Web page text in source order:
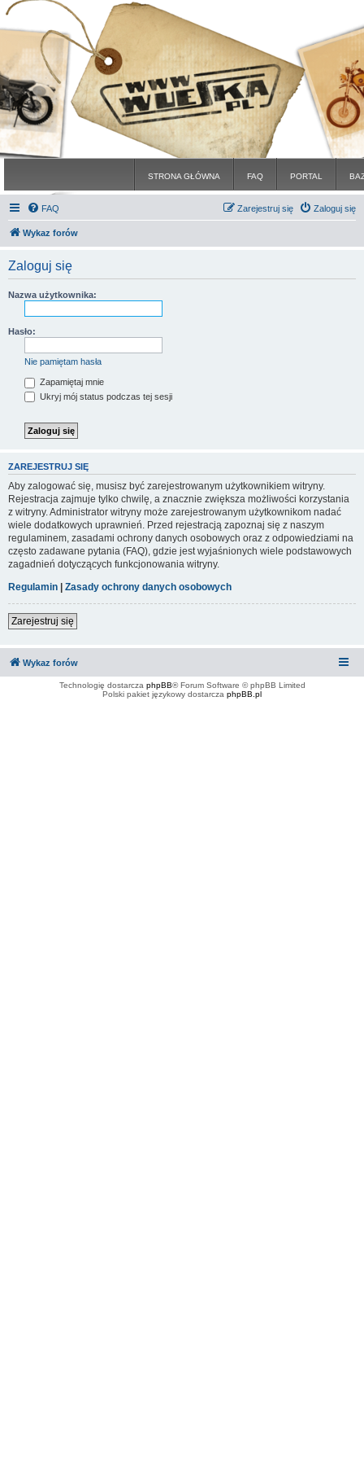
STRONA GŁÓWNA FAQ PORTAL
FAQ Zaloguj się
Zarejestruj się
Wykaz forów
Zaloguj się
Nazwa użytkownika:
Hasło:
Nie pamiętam hasła
Zapamiętaj mnie
Ukryj mój status podczas tej sesji
ZAREJESTRUJ SIĘ
Aby zalogować się, musisz być zarejestrowanym użytkownikiem witryny.
Rejestracja zajmuje tylko chwilę, a znacznie zwiększa możliwości korzystania
z witryny. Administrator witryny może zarejestrowanym użytkownikom nadać
wiele dodatkowych uprawnień. Przed rejestracją zapoznaj się z naszym
regulaminem, zasadami ochrony danych osobowych oraz z odpowiedziami na
często zadawane pytania (FAQ), gdzie jest wyjaśnionych wiele podstawowych
zagadnień dotyczących funkcjonowania witryny.
Regulamin | Zasady ochrony danych osobowych
Zarejestruj się
Wykaz forów
Technologię dostarcza phpBB® Forum Software © phpBB Limited
Polski pakiet językowy dostarcza phpBB.pl